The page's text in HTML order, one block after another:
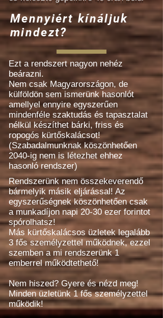
Mennyiért kínáljuk
mindezt?
Ezt a rendszert nagyon nehéz
beárazni.
Nem csak Magyarországon, de
külföldön sem ismerünk hasonlót
amellyel ennyire egyszerűen
mindenféle szaktudás és tapasztalat
nélkül készíthet bárki, friss és
ropogós kürtőskalácsot!
(Szabadalmunknak köszönhetően
2040-ig nem is létezhet ehhez
hasonló rendszer)
Rendszerünk nem összekeverendő
bármelyik másik eljárással! Az
egyszerűségnek köszönhetően csak
a munkadíjon napi 20-30 ezer forintot
spórolhatsz!
Más kürtőskalácsos üzletek legalább
3 fős személyzettel működnek, ezzel
szemben a mi rendszerünk 1
emberrel működtethető!
Nem hiszed? Gyere és nézd meg!
Minden üzletünk 1 fős személyzettel
működik!